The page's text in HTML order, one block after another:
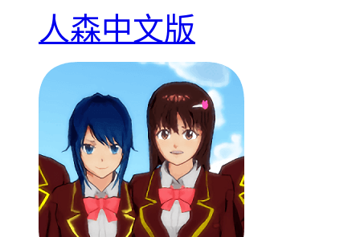
人森中文版